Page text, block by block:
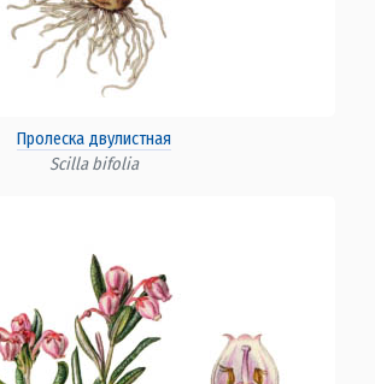
Пролеска двулистная
Scilla bifolia